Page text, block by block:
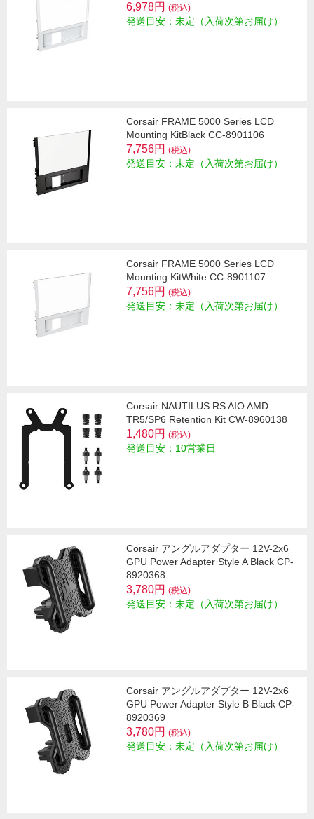
6,978円 (税込)
発送目安：未定（入荷次第お届け）
Corsair FRAME 5000 Series LCD
Mounting KitBlack CC-8901106
7,756円 (税込)
発送目安：未定（入荷次第お届け）
Corsair FRAME 5000 Series LCD
Mounting KitWhite CC-8901107
7,756円 (税込)
発送目安：未定（入荷次第お届け）
Corsair NAUTILUS RS AIO AMD
TR5/SP6 Retention Kit CW-8960138
1,480円 (税込)
発送目安：10営業日
Corsair アングルアダプター 12V-2x6
GPU Power Adapter Style A Black CP-
8920368
3,780円 (税込)
発送目安：未定（入荷次第お届け）
Corsair アングルアダプター 12V-2x6
GPU Power Adapter Style B Black CP-
8920369
3,780円 (税込)
発送目安：未定（入荷次第お届け）